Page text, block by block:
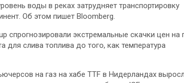
воды в реках затрудняет транспортировку
Об этом пишет Bloomberg.
спрогнозировали экстремальные скачки цен на
для слива топлива до того, как температура
на газ на хабе TTF в Нидерландах